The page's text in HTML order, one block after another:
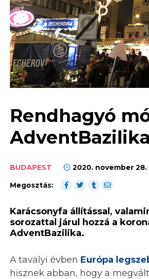
Rendhagyó
AdventBazilika
BUDAPEST 2020. november 28.
Megosztás:
Karácsonyfa állítással,
sorozattal járul hozzá a
AdventBazilika.
A tavalyi évben Európa
hisznek abban, hogy a